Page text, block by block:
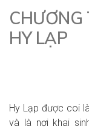
CHƯƠNG
HY LẠP
Hy Lạp được coi
và là nơi khai